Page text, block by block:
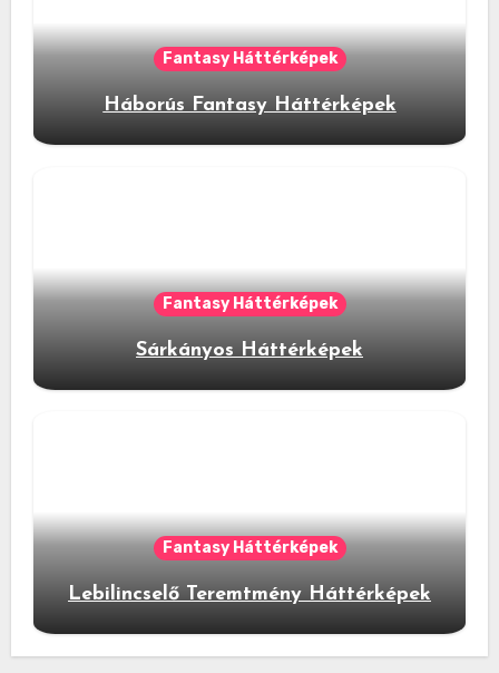
Fantasy Háttérképek
Háborús Fantasy Háttérképek
Fantasy Háttérképek
Sárkányos Háttérképek
Fantasy Háttérképek
Lebilincselő Teremtmény Háttérképek